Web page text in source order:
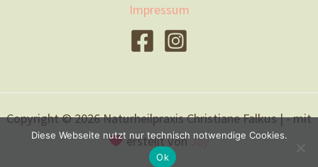
Impressum
Copyright © 2026 Naturheilpraxis Christiane Falkus | - mit
erstellt von Jay
Diese Webseite nutzt nur technisch notwendige Cookies.
Ok